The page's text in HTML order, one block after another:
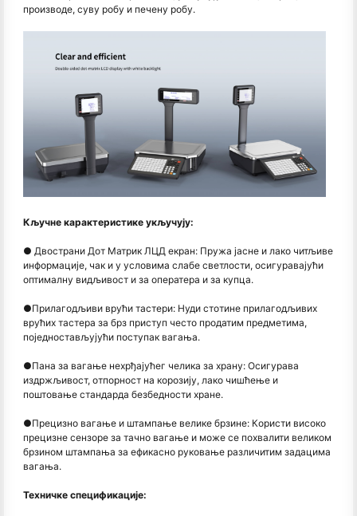
производе, суву робу и печену робу.
Кључне карактеристике укључују:
● Двострани Дот Матрик ЛЦД екран: Пружа јасне и лако читљиве
информације, чак и у условима слабе светлости, осигуравајући
оптималну видљивост и за оператера и за купца.
●Прилагодљиви врући тастери: Нуди стотине прилагодљивих
врућих тастера за брз приступ често продатим предметима,
поједностављујући поступак вагања.
●Пана за вагање нехрђајућег челика за храну: Осигурава
издржљивост, отпорност на корозију, лако чишћење и
поштовање стандарда безбедности хране.
●Прецизно вагање и штампање велике брзине: Користи високо
прецизне сензоре за тачно вагање и може се похвалити великом
брзином штампања за ефикасно руковање различитим задацима
вагања.
Техничке спецификације: